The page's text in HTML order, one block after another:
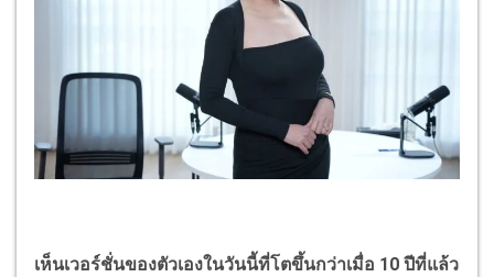
เห็นเวอร์ชั่นของตัวเองในวันนี้ที่โตขึ้นกว่าเมื่อ 10 ปีที่แล้ว